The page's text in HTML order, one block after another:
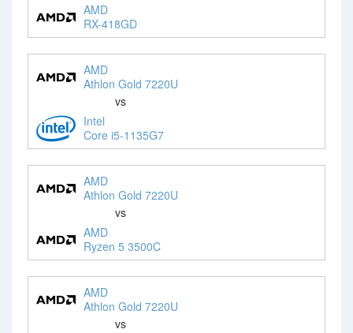
AMD
RX-418GD
AMD
Athlon Gold 7220U
vs
Intel
Core i5-1135G7
AMD
Athlon Gold 7220U
vs
AMD
Ryzen 5 3500C
AMD
Athlon Gold 7220U
vs